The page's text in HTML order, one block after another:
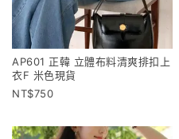
AP601 正韓 立體布料清爽排扣上
衣F 米色現貨
750